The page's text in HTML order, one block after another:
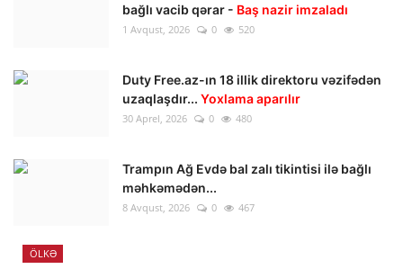
bağlı vacib qərar - Baş nazir imzaladı
1 Avqust, 2026 0 520
Duty Free.az-ın 18 illik direktoru vəzifədən
uzaqlaşdır... Yoxlama aparılır
30 Aprel, 2026 0 480
Trampın Ağ Evdə bal zalı tikintisi ilə bağlı
məhkəmədən...
8 Avqust, 2026 0 467
ÖLKƏ